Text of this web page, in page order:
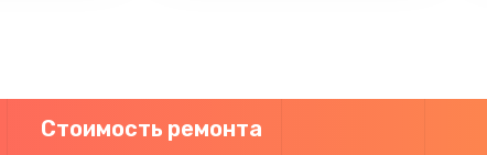
Стоимость ремонта